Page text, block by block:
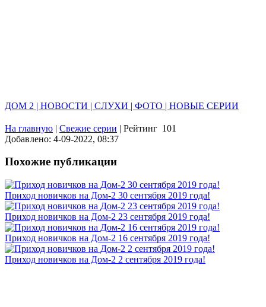
ДОМ 2 | НОВОСТИ | СЛУХИ | ФОТО | НОВЫЕ СЕРИИ
На главную | Свежие серии | Рейтинг 101
Добавлено: 4-09-2022, 08:37
Похожие публикации
Приход новичков на Дом-2 30 сентября 2019 года!
Приход новичков на Дом-2 23 сентября 2019 года!
Приход новичков на Дом-2 16 сентября 2019 года!
Приход новичков на Дом-2 2 сентября 2019 года!